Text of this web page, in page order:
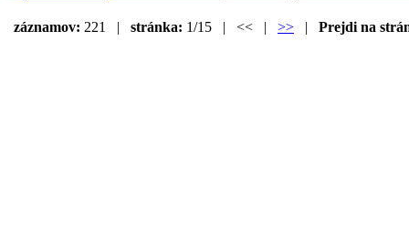
záznamov: 221 | stránka: 1/15 | << | >> | Prejdi na